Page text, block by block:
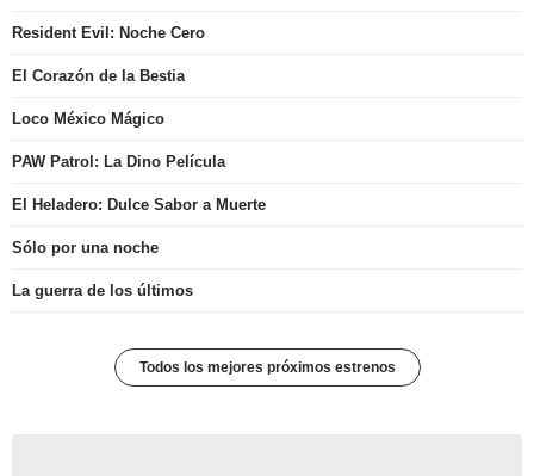
Resident Evil: Noche Cero
El Corazón de la Bestia
Loco México Mágico
PAW Patrol: La Dino Película
El Heladero: Dulce Sabor a Muerte
Sólo por una noche
La guerra de los últimos
Todos los mejores próximos estrenos